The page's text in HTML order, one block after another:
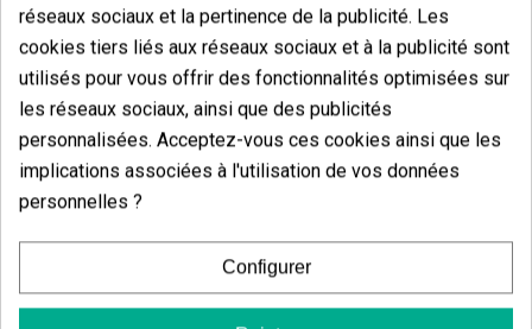
Candy Tripack Oreoz
réseaux sociaux et la pertinence de la publicité. Les
cookies tiers liés aux réseaux sociaux et à la publicité sont
utilisés pour vous offrir des fonctionnalités optimisées sur
les réseaux sociaux, ainsi que des publicités
personnalisées. Acceptez-vous ces cookies ainsi que les
implications associées à l'utilisation de vos données
personnelles ?
Configurer